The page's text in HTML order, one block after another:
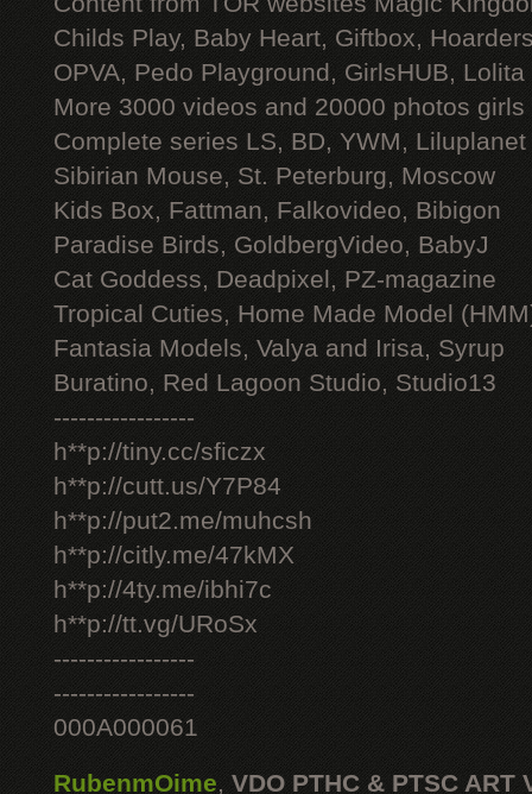
Childs Play, Baby Heart, Giftbox,
OPVA, Pedo Playground, GirlsHUB, Lolita
More 3000 videos and 20000 photos
Complete series LS, BD, YWM, Liluplanet
Sibirian Mouse, St. Peterburg, Moscow
Kids Box, Fattman, Falkovideo, Bibigon
Paradise Birds, GoldbergVideo, BabyJ
Cat Goddess, Deadpixel, PZ-magazine
Tropical Cuties, Home Made Model
Fantasia Models, Valya and Irisa, Syrup
Buratino, Red Lagoon Studio, Studio13
-----------------
h**p://tiny.cc/sficzx
h**p://cutt.us/Y7P84
h**p://put2.me/muhcsh
h**p://citly.me/47kMX
h**p://4ty.me/ibhi7c
h**p://tt.vg/URoSx
-----------------
-----------------
000A000061
RubenmOime, VDO PTHC & PTSC ART